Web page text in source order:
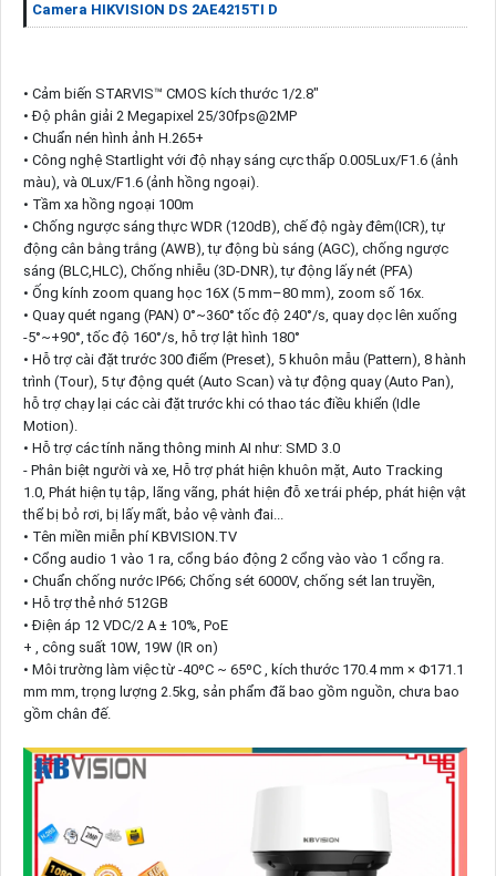
Camera HIKVISION DS 2AE4215TI D
• Cảm biến STARVIS™ CMOS kích thước 1/2.8"
• Độ phân giải 2 Megapixel 25/30fps@2MP
• Chuẩn nén hình ảnh H.265+
• Công nghệ Startlight với độ nhạy sáng cực thấp 0.005Lux/F1.6 (ảnh
màu), và 0Lux/F1.6 (ảnh hồng ngoại).
• Tầm xa hồng ngoại 100m
• Chống ngược sáng thực WDR (120dB), chế độ ngày đêm(ICR), tự
động cân bằng trắng (AWB), tự động bù sáng (AGC), chống ngược
sáng (BLC,HLC), Chống nhiễu (3D-DNR), tự động lấy nét (PFA)
• Ống kính zoom quang học 16X (5 mm–80 mm), zoom số 16x.
• Quay quét ngang (PAN) 0°~360° tốc độ 240°/s, quay dọc lên xuống
-5°~+90°, tốc độ 160°/s, hỗ trợ lật hình 180°
• Hỗ trợ cài đặt trước 300 điểm (Preset), 5 khuôn mẫu (Pattern), 8 hành
trình (Tour), 5 tự động quét (Auto Scan) và tự động quay (Auto Pan),
hỗ trợ chạy lại các cài đặt trước khi có thao tác điều khiển (Idle
Motion).
• Hỗ trợ các tính năng thông minh AI như: SMD 3.0
- Phân biệt người và xe, Hỗ trợ phát hiện khuôn mặt, Auto Tracking
1.0, Phát hiện tụ tập, lãng vãng, phát hiện đỗ xe trái phép, phát hiện vật
thể bị bỏ rơi, bị lấy mất, bảo vệ vành đai...
• Tên miền miễn phí KBVISION.TV
• Cổng audio 1 vào 1 ra, cổng báo động 2 cổng vào vào 1 cổng ra.
• Chuẩn chống nước IP66; Chống sét 6000V, chống sét lan truyền,
• Hỗ trợ thẻ nhớ 512GB
• Điện áp 12 VDC/2 A ± 10%, PoE
+ , công suất 10W, 19W (IR on)
• Môi trường làm việc từ -40ºC ~ 65ºC , kích thước 170.4 mm × Φ171.1
mm mm, trọng lượng 2.5kg, sản phẩm đã bao gồm nguồn, chưa bao
gồm chân đế.